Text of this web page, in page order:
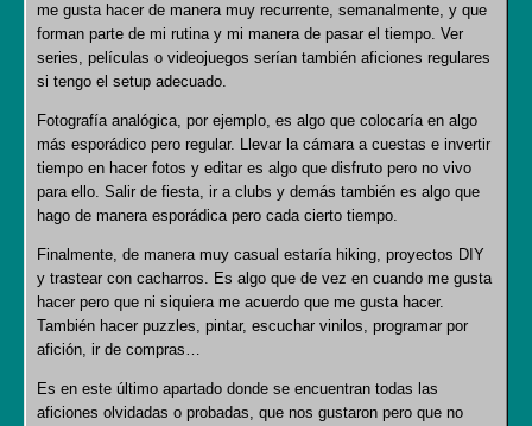
me gusta hacer de manera muy recurrente, semanalmente, y que
forman parte de mi rutina y mi manera de pasar el tiempo. Ver
series, películas o videojuegos serían también aficiones regulares
si tengo el setup adecuado.
Fotografía analógica, por ejemplo, es algo que colocaría en algo
más esporádico pero regular. Llevar la cámara a cuestas e invertir
tiempo en hacer fotos y editar es algo que disfruto pero no vivo
para ello. Salir de fiesta, ir a clubs y demás también es algo que
hago de manera esporádica pero cada cierto tiempo.
Finalmente, de manera muy casual estaría hiking, proyectos DIY
y trastear con cacharros. Es algo que de vez en cuando me gusta
hacer pero que ni siquiera me acuerdo que me gusta hacer.
También hacer puzzles, pintar, escuchar vinilos, programar por
afición, ir de compras…
Es en este último apartado donde se encuentran todas las
aficiones olvidadas o probadas, que nos gustaron pero que no